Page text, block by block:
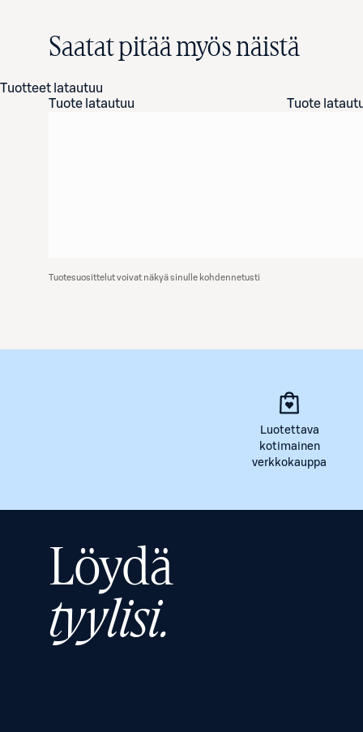
Saatat pitää myös näistä
Tuotteet latautuu
Tuote latautuu
Tuote
Tuotesuosittelut voivat näkyä sinulle kohdennetusti
Luotettava
kotimainen
verkkokauppa
Löydä
tyylisi.